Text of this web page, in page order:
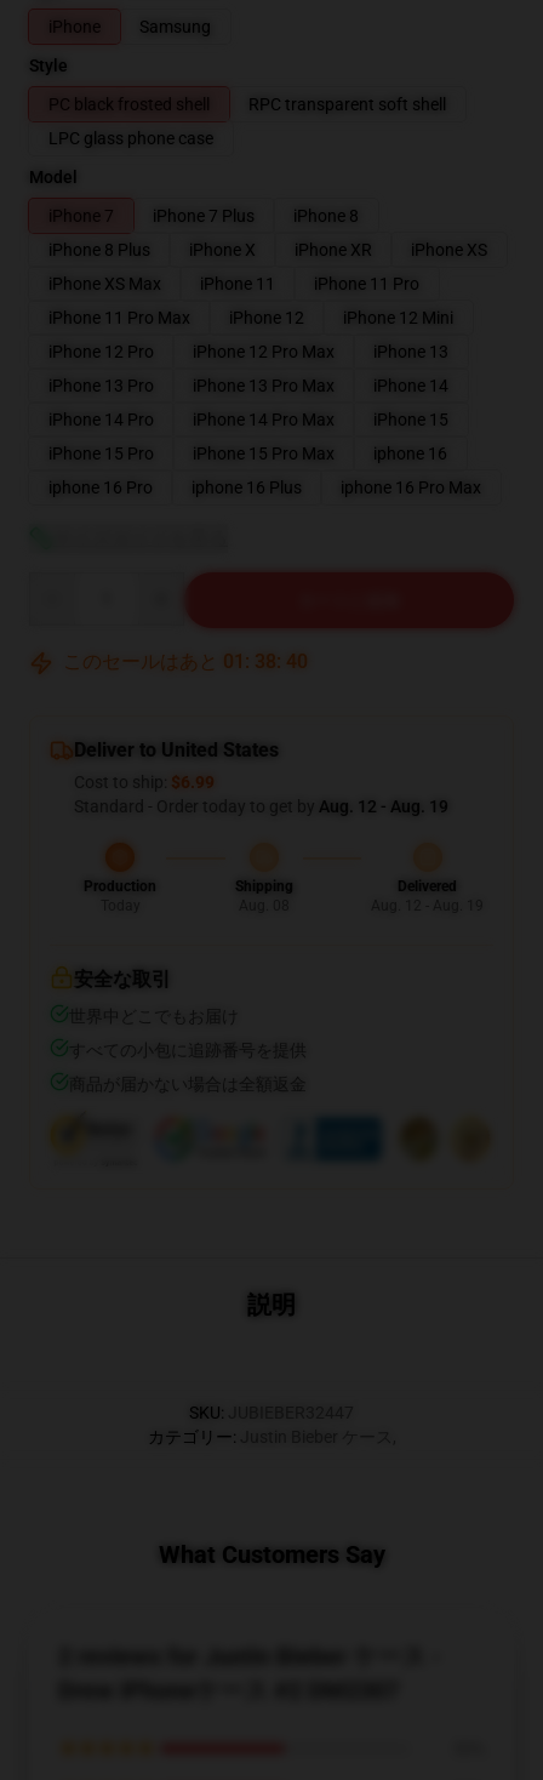
iPhone
Samsung
Style
PC black frosted shell
RPC transparent soft shell
LPC glass phone case
Model
iPhone 7
iPhone 7 Plus
iPhone 8
iPhone 8 Plus
iPhone X iPhone XR
iPhone XS
iPhone XS Max
iPhone 11
iPhone 11 Pro
iPhone 11 Pro Max
iPhone 12
iPhone 12 Mini
iPhone 12 Pro
iPhone 12 Pro Max
iPhone 13
iPhone 13 Pro
iPhone 13 Pro Max
iPhone 14
iPhone 14 Pro
iPhone 14 Pro Max
iPhone 15
iPhone 15 Pro
iPhone 15 Pro Max
iphone 16
iphone 16 Pro
iphone 16 Plus iphone 16 Pro Max
このセールはあと 01 : 38: 39
Deliver to United States
Cost to ship: $6.99
Standard - Order today to get by Aug. 12 - Aug. 19
Production
Shipping
Delivered
安全な取引
世界中どこでもお届け
すべての小包に追跡番号を提供
商品が届かない場合は全額返金
説明
SKU:
カテゴリー:
What Customers Say